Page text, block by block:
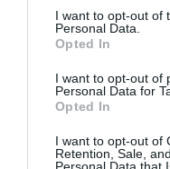
I want to opt-out of
Personal Data.
Opted In
I want to opt-out of
Personal Data for
Opted In
I want to opt-out of
Retention, Sale,
próximo miércoles.
Lo más leído
No se han encontrado